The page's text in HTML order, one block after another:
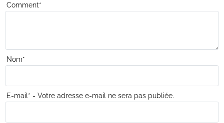
Comment*
Nom*
E-mail* - Votre adresse e-mail ne sera pas publiée.